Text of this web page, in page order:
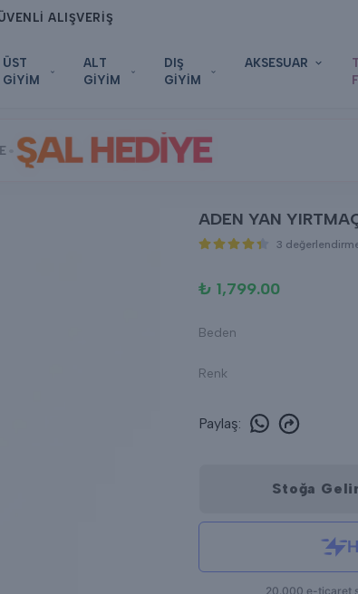
& GÜVENLİ ALIŞVERİŞ
ÜST
GİYİM
ALT
GİYİM
DIŞ
GİYİM
AKSESUAR
ŞAL HEDİYE
ADEN YAN
3
₺ 1,799.00
Beden
Renk
Paylaş:
Stoğa